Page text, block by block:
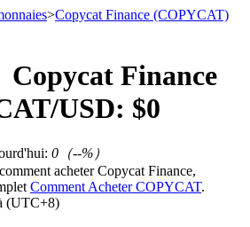
>Copycat Finance (COPYCAT)
Copycat Finance
/USD: $0
: 0 （--%）
acheter Copycat Finance,
Comment Acheter COPYCAT.
(UTC+8)